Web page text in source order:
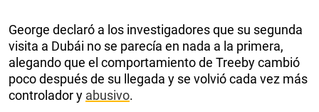
George declaró a los investigadores que su segunda
visita a Dubái no se parecía en nada a la primera,
alegando que el comportamiento de Treeby cambió
poco después de su llegada y se volvió cada vez más
controlador y abusivo.